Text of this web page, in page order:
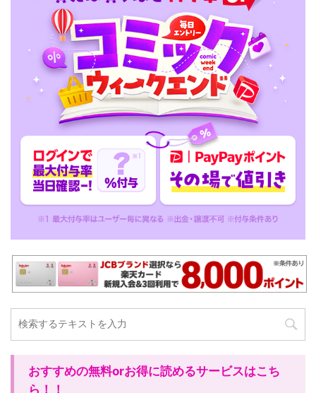
おすすめの無料orお得に読めるサービスはこち
ら！！